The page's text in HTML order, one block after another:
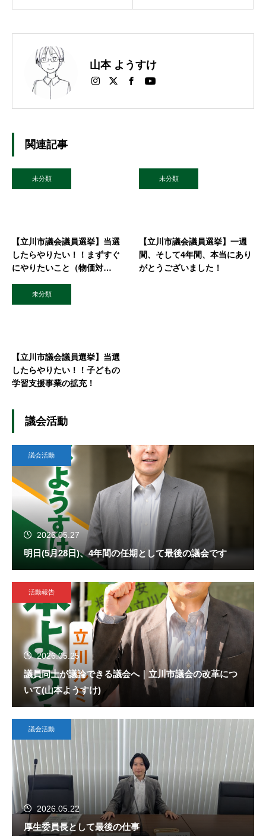
山本 ようすけ
関連記事
未分類
【立川市議会議員選挙】当選
したらやりたい！！まずすぐ
にやりたいこと（物価対
未分類
【立川市議会議員選挙】一週
間、そして4年間、本当にあり
がとうございました！
未分類
【立川市議会議員選挙】当選
したらやりたい！！子どもの
学習支援事業の拡充！
議会活動
議会活動
2026.05.27
明日(5月28日)、4年間の任期として最後の議会です
活動報告
2026.05.25
議員同士が議論できる議会へ｜立川市議会の改革につ
いて(山本ようすけ)
議会活動
2026.05.22
厚生委員長として最後の仕事